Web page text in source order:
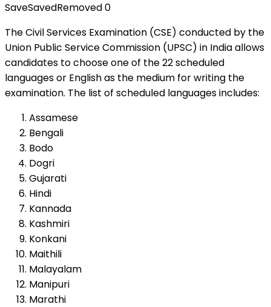
SaveSavedRemoved0
The Civil Services Examination (CSE) conducted by the
Union Public Service Commission (UPSC) in India allows
candidates to choose one of the 22 scheduled
languages or English as the medium for writing the
examination. The list of scheduled languages includes:
Assamese
Bengali
Bodo
Dogri
Gujarati
Hindi
Kannada
Kashmiri
Konkani
Maithili
Malayalam
Manipuri
Marathi